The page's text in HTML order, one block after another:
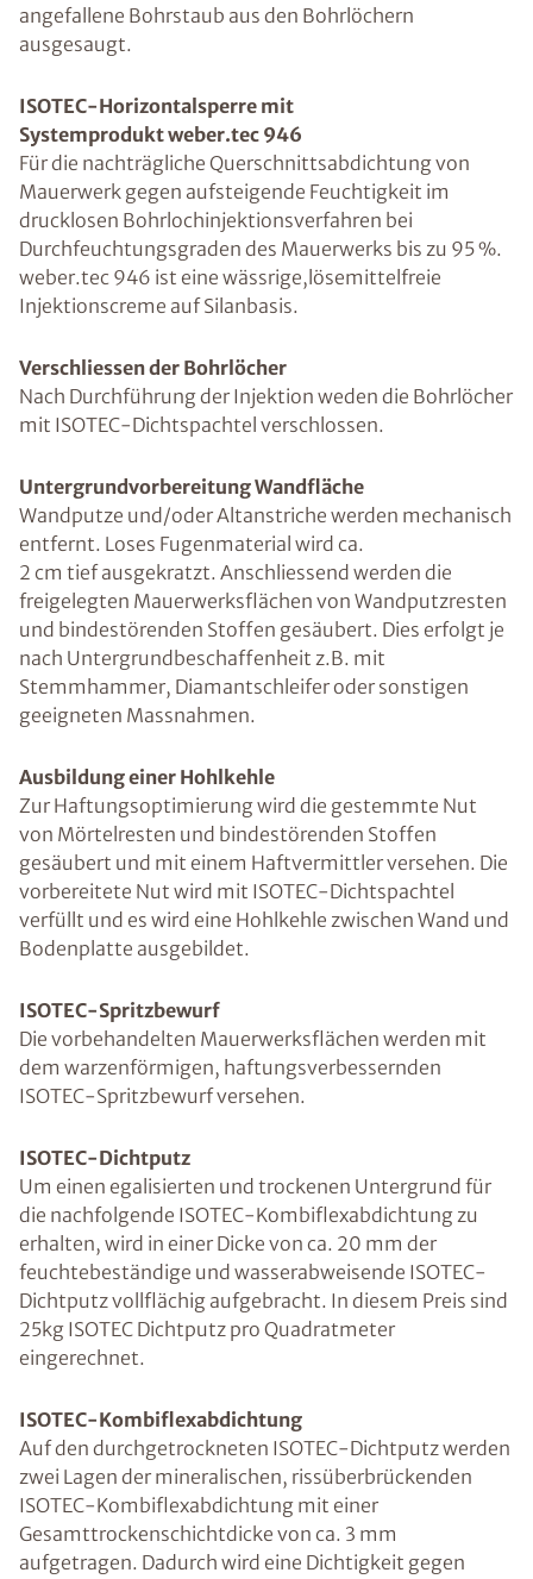
angefallene Bohrstaub aus den Bohrlöchern
ausgesaugt.
ISOTEC-Horizontalsperre mit
Systemprodukt weber.tec 946
Für die nachträgliche Querschnittsabdichtung von
Mauerwerk gegen aufsteigende Feuchtigkeit im
drucklosen Bohrlochinjektionsverfahren bei
Durchfeuchtungsgraden des Mauerwerks bis zu 95 %.
weber.tec 946 ist eine wässrige,lösemittelfreie
Injektionscreme auf Silanbasis.
Verschliessen der Bohrlöcher
Nach Durchführung der Injektion weden die Bohrlöcher
mit ISOTEC-Dichtspachtel verschlossen.
Untergrundvorbereitung Wandfläche
Wandputze und/oder Altanstriche werden mechanisch
entfernt. Loses Fugenmaterial wird ca.
2 cm tief ausgekratzt. Anschliessend werden die
freigelegten Mauerwerksflächen von Wandputzresten
und bindestörenden Stoffen gesäubert. Dies erfolgt je
nach Untergrundbeschaffenheit z.B. mit
Stemmhammer, Diamantschleifer oder sonstigen
geeigneten Massnahmen.
Ausbildung einer Hohlkehle
Zur Haftungsoptimierung wird die gestemmte Nut
von Mörtelresten und bindestörenden Stoffen
gesäubert und mit einem Haftvermittler versehen. Die
vorbereitete Nut wird mit ISOTEC-Dichtspachtel
verfüllt und es wird eine Hohlkehle zwischen Wand und
Bodenplatte ausgebildet.
ISOTEC-Spritzbewurf
Die vorbehandelten Mauerwerksflächen werden mit
dem warzenförmigen, haftungsverbessernden
ISOTEC-Spritzbewurf versehen.
ISOTEC-Dichtputz
Um einen egalisierten und trockenen Untergrund für
die nachfolgende ISOTEC-Kombiflexabdichtung zu
erhalten, wird in einer Dicke von ca. 20 mm der
feuchtebeständige und wasserabweisende ISOTEC-
Dichtputz vollflächig aufgebracht. In diesem Preis sind
25kg ISOTEC Dichtputz pro Quadratmeter
eingerechnet.
ISOTEC-Kombiflexabdichtung
Auf den durchgetrockneten ISOTEC-Dichtputz werden
zwei Lagen der mineralischen, rissüberbrückenden
ISOTEC-Kombiflexabdichtung mit einer
Gesamttrockenschichtdicke von ca. 3 mm
aufgetragen. Dadurch wird eine Dichtigkeit gegen